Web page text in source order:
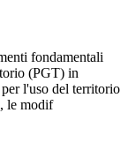
fondamentali
(PGT) in
l'uso del territorio
le modif